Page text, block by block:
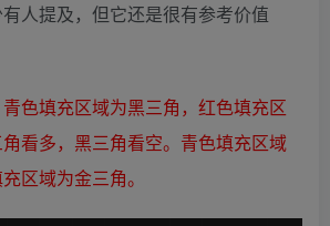
人提及，但它还是很有参考价值
青色填充区域为黑三角，红色填充区
看多，黑三角看空。青色填充区域
区域为金三角。